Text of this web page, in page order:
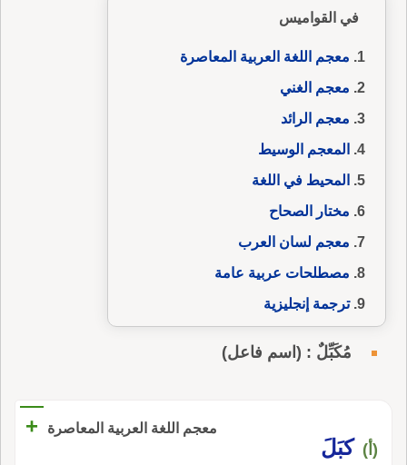
في القواميس
معجم اللغة العربية المعاصرة
معجم الغني
معجم الرائد
المعجم الوسيط
المحيط في اللغة
مختار الصحاح
معجم لسان العرب
مصطلحات عربية عامة
ترجمة إنجليزية
مُكَبِّلٌ : (اسم فاعل)
معجم اللغة العربية المعاصرة +
(أ) كبَلَ